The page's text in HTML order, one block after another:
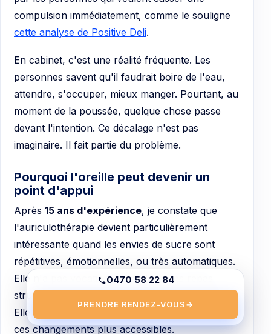
compulsion immédiatement, comme le souligne
cette analyse de Positive Deli.
En cabinet, c'est une réalité fréquente. Les
personnes savent qu'il faudrait boire de l'eau,
attendre, s'occuper, mieux manger. Pourtant, au
moment de la poussée, quelque chose passe
devant l'intention. Ce décalage n'est pas
imaginaire. Il fait partie du problème.
Pourquoi l'oreille peut devenir un
point d'appui
Après 15 ans d'expérience, je constate que
l'auriculothérapie devient particulièrement
intéressante quand les envies de sucre sont
répétitives, émotionnelles, ou très automatiques.
Elle n'a pas vocation à remplacer les repas
structurés, le sommeil ou la gestion du stress.
Elle agit plutôt comme un
ces changements plus accessibles.
0470 58 22 84
PRENDRE RENDEZ-VOUS→